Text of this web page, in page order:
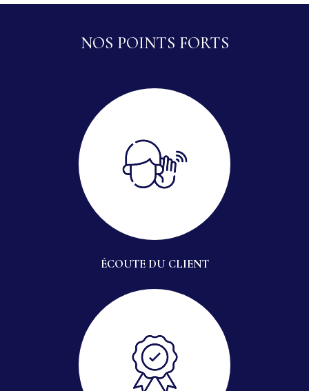
NOS POINTS FORTS
ÉCOUTE DU CLIENT